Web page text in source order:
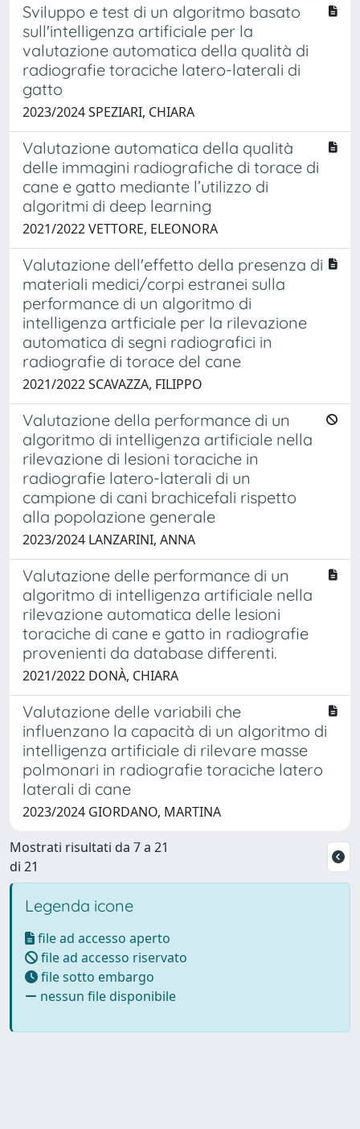
Sviluppo e test di un algoritmo basato
sull'intelligenza artificiale per la
valutazione automatica della qualità di
radiografie toraciche latero-laterali di
gatto
2023/2024 SPEZIARI, CHIARA
Valutazione automatica della qualità
delle immagini radiografiche di torace di
cane e gatto mediante l’utilizzo di
algoritmi di deep learning
2021/2022 VETTORE, ELEONORA
Valutazione dell'effetto della presenza di
materiali medici/corpi estranei sulla
performance di un algoritmo di
intelligenza artficiale per la rilevazione
automatica di segni radiografici in
radiografie di torace del cane
2021/2022 SCAVAZZA, FILIPPO
Valutazione della performance di un
algoritmo di intelligenza artificiale nella
rilevazione di lesioni toraciche in
radiografie latero-laterali di un
campione di cani brachicefali rispetto
alla popolazione generale
2023/2024 LANZARINI, ANNA
Valutazione delle performance di un
algoritmo di intelligenza artificiale nella
rilevazione automatica delle lesioni
toraciche di cane e gatto in radiografie
provenienti da database differenti.
2021/2022 DONÀ, CHIARA
Valutazione delle variabili che
influenzano la capacità di un algoritmo di
intelligenza artificiale di rilevare masse
polmonari in radiografie toraciche latero
laterali di cane
2023/2024 GIORDANO, MARTINA
Mostrati risultati da 7 a 21
di 21
Legenda icone
file ad accesso aperto
file ad accesso riservato
file sotto embargo
nessun file disponibile